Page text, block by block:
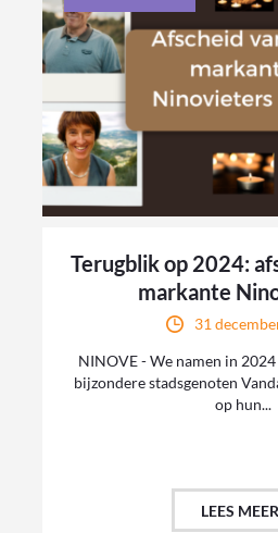
Terugblik op 2024:
markante
31
NINOVE - We namen in
bijzondere stadsgenoten
op hun...
LEES MEER